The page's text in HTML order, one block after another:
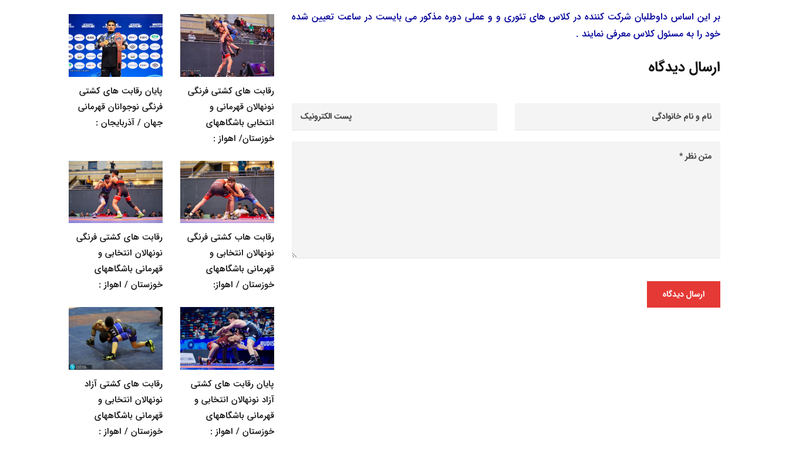
بر این اساس داوطلبان شرکت کننده در کلاس های تئوری و و عملی دوره مذکور می بایست در ساعت تعیین شده
خود را به مسئول کلاس معرفی نمایند .
ارسال دیدگاه
ارسال دیدگاه
رقابت های کشتی فرنگی
نونهالان قهرمانی و
انتخابی باشگاههای
خوزستان/ اهواز :
پایان رقابت های کشتی
فرنگی نوجوانان قهرمانی
جهان / آذربایجان :
رقابت هاب کشتی فرنگی
نونهالان انتخابی و
قهرمانی باشگاههای
خوزستان / اهواز:
رقابت های کشتی فرنگی
نونهالان انتخابی و
قهرمانی باشگاههای
خوزستان / اهواز :
پایان رقابت های کشتی
آزاد نونهالان انتخابی و
قهرمانی باشگاههای
خوزستان / اهواز :
رقابت های کشتی آزاد
نونهالان انتخابی و
قهرمانی باشگاههای
خوزستان / اهواز :